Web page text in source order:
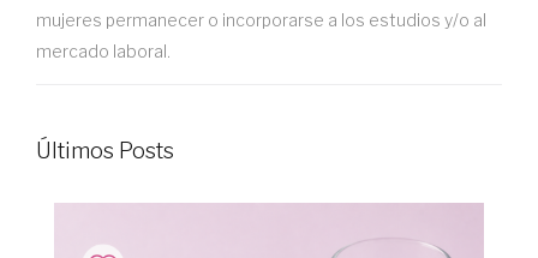
mujeres permanecer o incorporarse a los estudios y/o al
mercado laboral.
Últimos Posts